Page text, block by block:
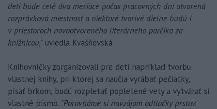
deti bude celé dva mesiace počas pracovných dní otvorená
rozprávková miestnosť a niektoré tvorivé dielne budú i
v priestoroch novootvoreného literárneho parčíka za
knižnicou," uviedla Kvašňovská.
Knihovníčky zorganizovali pre deti napríklad tvorbu
vlastnej knihy, pri ktorej sa naučia vyrábať pečiatky,
písať brkom, budú rozpletať popletené vety a vytvárať si
vlastné písmo. "Porovnáme si navzájom odtlačky prstov,